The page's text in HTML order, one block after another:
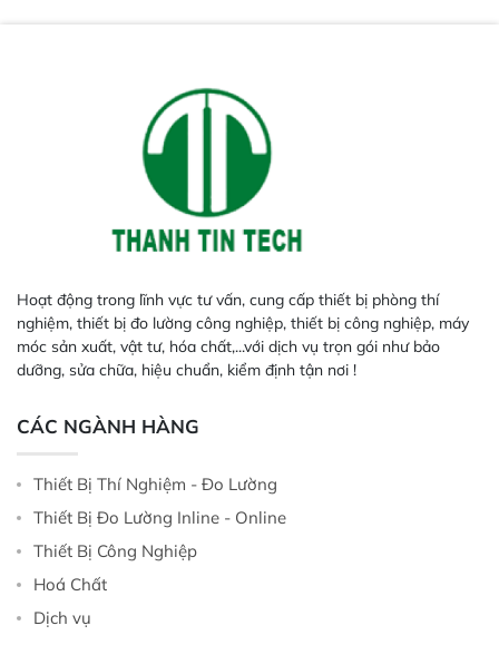
Hoạt động trong lĩnh vực tư vấn, cung cấp thiết bị phòng thí
nghiệm, thiết bị đo lường công nghiệp, thiết bị công nghiệp, máy
móc sản xuất, vật tư, hóa chất,...với dịch vụ trọn gói như bảo
dưỡng, sửa chữa, hiệu chuẩn, kiểm định tận nơi !
CÁC NGÀNH HÀNG
Thiết Bị Thí Nghiệm - Đo Lường
Thiết Bị Đo Lường Inline - Online
Thiết Bị Công Nghiệp
Hoá Chất
Dịch vụ